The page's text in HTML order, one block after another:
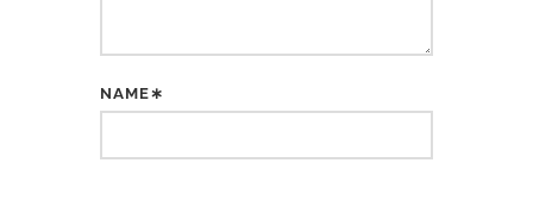
NAME∗